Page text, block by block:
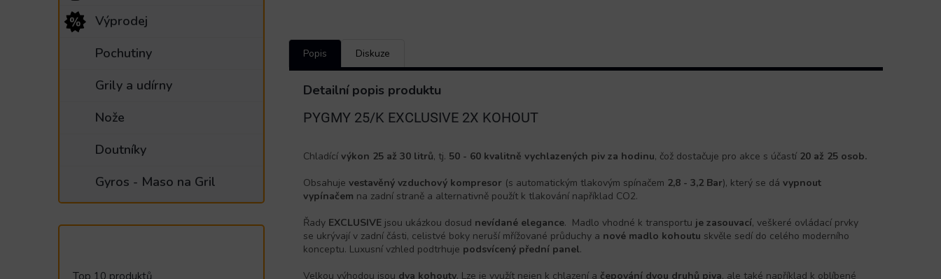
Výprodej
Pochutiny
Grily a udírny
Nože
Doutníky
Gyros - Maso na Gril
Top 10 produktů
Popis Diskuze
Detailní popis produktu
PYGMY 25/K EXCLUSIVE 2X KOHOUT
Chladící výkon 25 až 30 litrů, tj. 50 - 60 kvalitně vychlazených piv za hodinu, čož dostačuje pro akce s účastí 20 až 25 osob.
Obsahuje vestavěný vzduchový kompresor (s automatickým tlakovým spínačem 2,8 - 3,2 Bar), který se dá vypnout
vypínačem na zadní straně a alternativně použít k tlakování například CO­2.
Řady EXCLUSIVE jsou ukázkou dosud nevídané elegance. Madlo vhodné k transportu je zasouvací, veškeré ovládací prvky
se ukrývají v zadní části, celistvé boky neruší mřížované průduchy a nové madlo kohoutu skvěle sedí do celého moderního
konceptu. Luxusní vzhled podtrhuje podsvícený přední panel.
Velkou výhodou jsou dva kohouty. Lze je využít nejen k chlazení a čepování dvou druhů piva, ale také například k oblíbené